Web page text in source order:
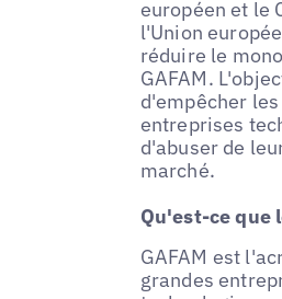
européen et le
l'Union
réduire le
GAFAM.
d'empêcher
entreprises
d'abuser de
marché.
Qu'est-ce que
GAFAM est
grandes